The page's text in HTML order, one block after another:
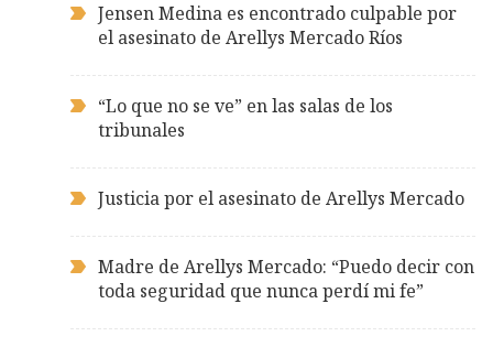
Jensen Medina es encontrado culpable por
el asesinato de Arellys Mercado Ríos
“Lo que no se ve” en las salas de los
tribunales
Justicia por el asesinato de Arellys Mercado
Madre de Arellys Mercado: “Puedo decir con
toda seguridad que nunca perdí mi fe”